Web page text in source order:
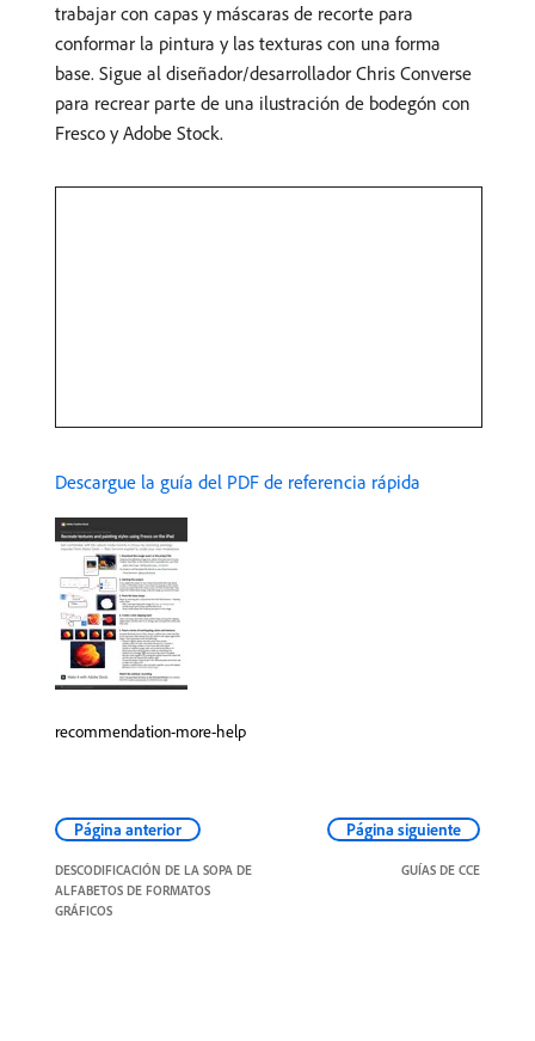
trabajar con capas y máscaras de recorte para
conformar la pintura y las texturas con una forma
base. Sigue al diseñador/desarrollador Chris Converse
para recrear parte de una ilustración de bodegón con
Fresco y Adobe Stock.
Descargue la guía del PDF de referencia rápida
recommendation-more-help
Página anterior
DESCODIFICACIÓN DE LA SOPA DE
ALFABETOS DE FORMATOS
GRÁFICOS
Página siguiente
GUÍAS DE CCE